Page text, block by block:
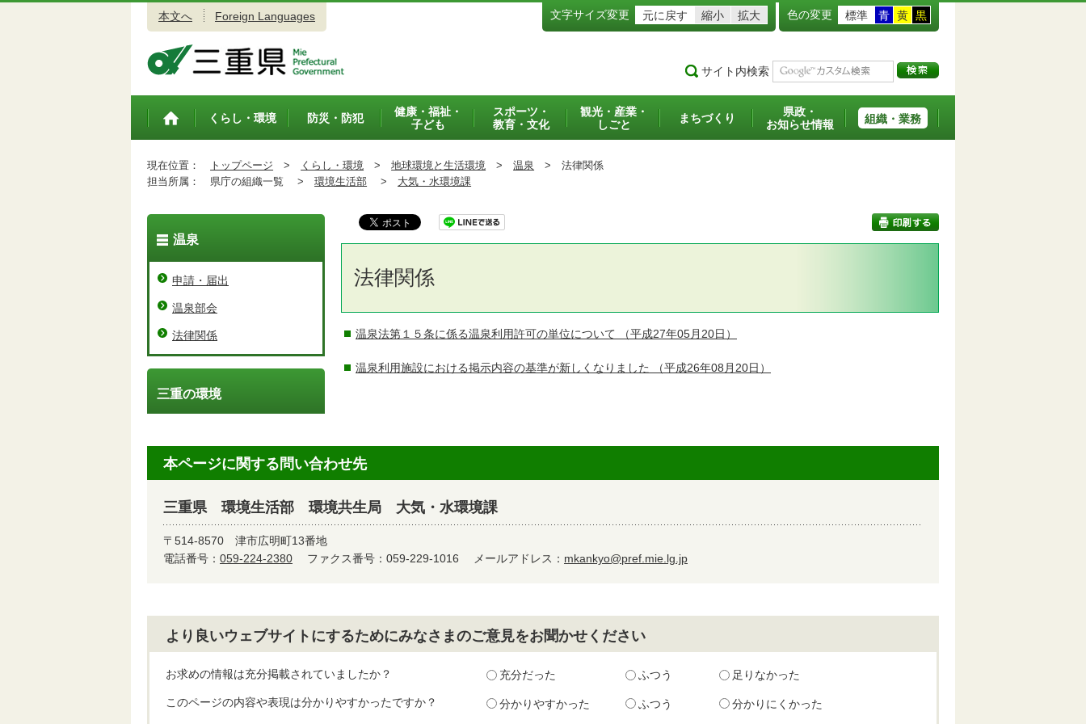
本文へ Foreign Languages 文字サイズ変更 元に戻す 縮小 拡大 色の変更 標準 青 黄 黒
サイト内検索
トップペ
くらし・環境 防災・防犯
健康・福祉・
子ども
スポーツ・
教育・文化
観光・産業・
しごと
まちづくり
県政・
お知らせ情報
組織・業務
現在位置： トップページ > くらし・環境 > 地球環境と生活環境 > 温泉 > 法律関係
担当所属：
県庁の組織一覧 > 環境生活部 > 大気・水環境課
法律関係
温泉法第１５条に係る温泉利用許可の単位について （平成27年05月20日）
温泉利用施設における掲示内容の基準が新しくなりました （平成26年08月20日）
温泉
申請・届出
温泉部会
法律関係
三重の環境
本ページに関する問い合わせ先
三重県 環境生活部 環境共生局 大気・水環境課
〒514-8570 津市広明町13番地
電話番号： 059-224-2380 ファクス番号：059-229-1016 メールアドレス： mkankyo@pref.mie.lg.jp
より良いウェブサイトにするためにみなさまのご意見をお聞かせください
お求めの情報は充分掲載されていましたか？ 充分だった ふつう 足りなかった
このページの内容や表現は分かりやすかったですか？ 分かりやすかった ふつう 分かりにくかった